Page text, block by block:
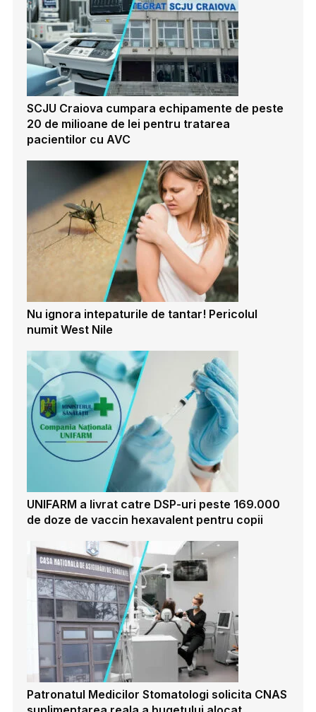
SCJU Craiova cumpara echipamente de peste
20 de milioane de lei pentru tratarea
pacientilor cu AVC
Nu ignora intepaturile de tantar! Pericolul
numit West Nile
UNIFARM a livrat catre DSP-uri peste 169.000
de doze de vaccin hexavalent pentru copii
Patronatul Medicilor Stomatologi solicita CNAS